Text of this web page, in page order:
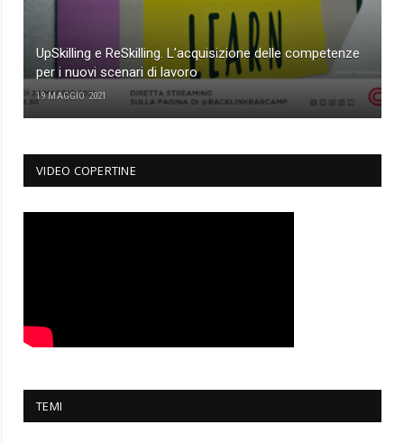
UpSkilling e ReSkilling. L’acquisizione delle competenze
per i nuovi scenari di lavoro
19 MAGGIO 2021
VIDEO COPERTINE
TEMI